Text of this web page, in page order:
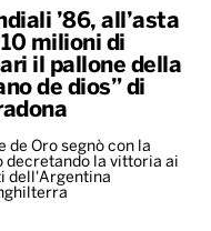
’86, all’asta
milioni di
il pallone della
de dios” di
de Oro segnò con la
decretando la vittoria ai
dell'Argentina